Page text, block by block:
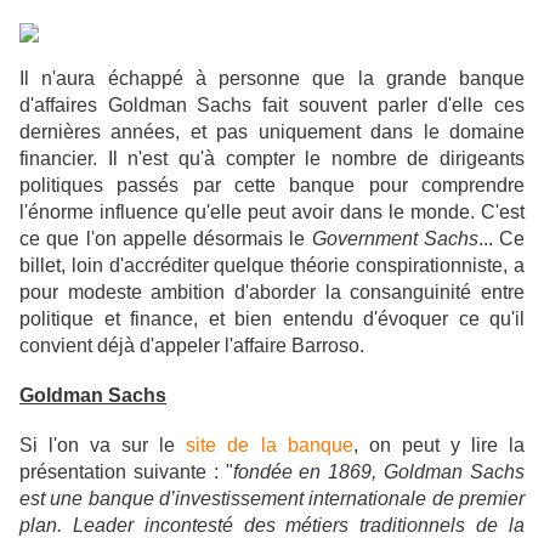
Il n'aura échappé à personne que la grande banque
d'affaires Goldman Sachs fait souvent parler d'elle ces
dernières années, et pas uniquement dans le domaine
financier. Il n'est qu'à compter le nombre de dirigeants
politiques passés par cette banque pour comprendre
l'énorme influence qu'elle peut avoir dans le monde. C'est
ce que l'on appelle désormais le Government Sachs... Ce
billet, loin d'accréditer quelque théorie conspirationniste, a
pour modeste ambition d'aborder la consanguinité entre
politique et finance, et bien entendu d'évoquer ce qu'il
convient déjà d'appeler l'affaire Barroso.
Goldman Sachs
Si l'on va sur lesite de la banque, on peut y lire la
présentation suivante : "fondée en 1869, Goldman Sachs
est une banque d’investissement internationale de premier
plan. Leader incontesté des métiers traditionnels de la